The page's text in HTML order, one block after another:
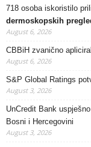
718 osoba iskoristilo
dermoskopskih
August 6, 2026
CBBiH zvanično
August 6, 2026
S&P Global Ratings
August 3, 2026
UnCredit Bank
Bosni i Hercegovini
August 3, 2026